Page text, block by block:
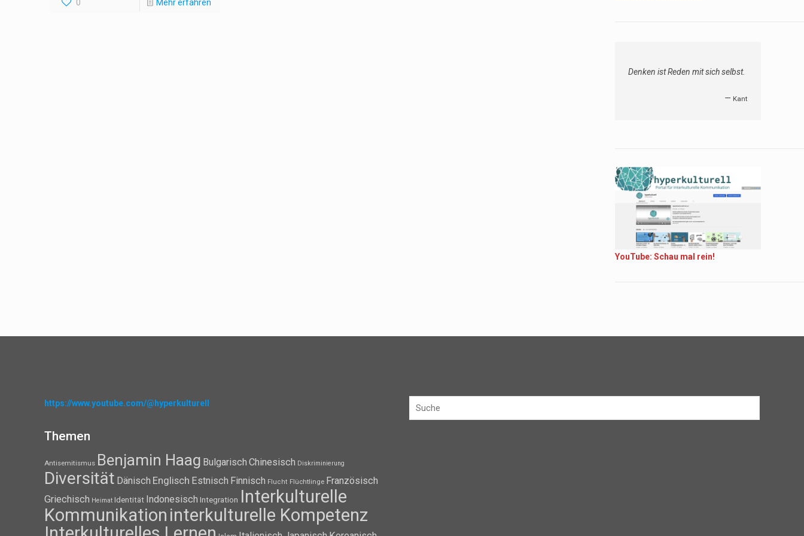
0 Mehr erfahren
Denken ist Reden mit sich selbst.
— Kant
YouTube: Schau mal rein!
https://www.youtube.com/@hyperkulturell
Themen
Antisemitismus Benjamin Haag Bulgarisch Chinesisch Diskriminierung
Diversität Dänisch Englisch Estnisch Finnisch Flucht Flüchtlinge Französisch
Griechisch Heimat Identität Indonesisch Integration Interkulturelle
Kommunikation interkulturelle Kompetenz